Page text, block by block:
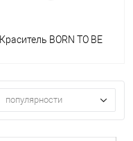
Краситель BORN TO BE
популярности